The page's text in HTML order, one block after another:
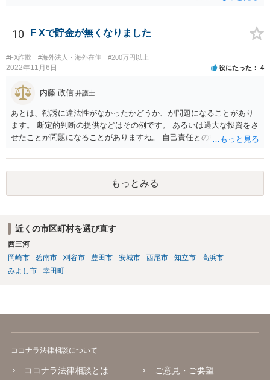
10 F Xで貯金が無くなりました
#FX詐欺 #海外法人・海外在住 #200万円以上
2022年11月6日 役にたった 4
内藤 政信 弁護士
あとは、勧誘に違法性がなかったかどうか、が問題になることがあり
ます。 断定的判断の提供などはその例です。 あるいは過大な投資をさ
せたことが問題になることがありますね。 自己責任との相関関係です
いでしょう。
もっとみる
近くの市区町村を選び直す
西三河
岡崎市
碧南市 刈谷市 豊田市 安城市 西尾市 知立市
高浜市
みよし市
幸田町
ココナラ法律相談について
ココナラ法律相談とは ご意見・ご要望